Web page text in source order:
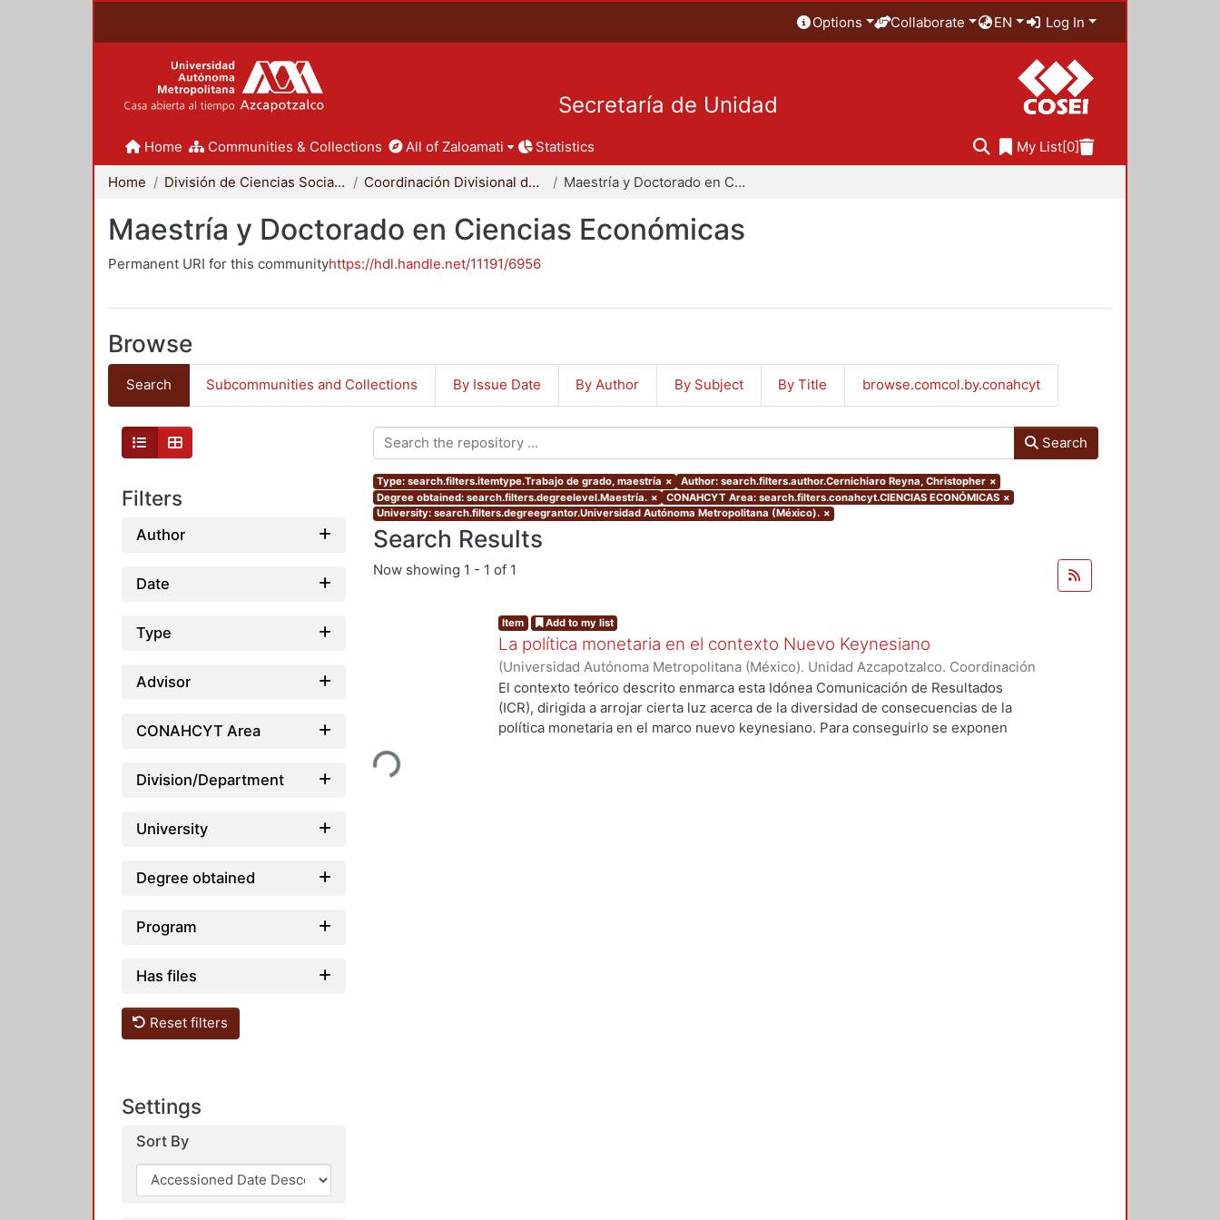
Options Collaborate EN Log In
Secretaría de Unidad
Home Communities & Collections All of Zaloamati Statistics My List[0]
Home División de Ciencias Sociales y Humanidades Coordinación Divisional de Posgrado Maestría y Doctorado en Ciencias Económicas
Maestría y Doctorado en Ciencias Económicas
Permanent URI for this communityhttps://hdl.handle.net/11191/6956
Browse
Search Subcommunities and Collections By Issue Date By Author By Subject By Title browse.comcol.by.conahcyt
Filters
Author
Date
Type
Advisor
CONAHCYT Area
Division/Department
University
Degree obtained
Program
Has files
Reset filters
Settings
Sort By
Search
Type: search.filters.itemtype.Trabajo de grado, maestría × Author: search.filters.author.Cernichiaro Reyna, Christopher ×
Degree obtained: search.filters.degreelevel.Maestría. × CONAHCYT Area: search.filters.conahcyt.CIENCIAS ECONÓMICAS ×
University: search.filters.degreegrantor.Universidad Autónoma Metropolitana (México). ×
Search Results
Now showing 1 - 1 of 1
Loading...
Item Add to my list
La política monetaria en el contexto Nuevo Keynesiano
(Universidad Autónoma Metropolitana (México). Unidad Azcapotzalco. Coordinación
de Servicios de Información.,2015-12-09)Cernichiaro Reyna, Christopher
El contexto teórico descrito enmarca esta Idónea Comunicación de Resultados
(ICR), dirigida a arrojar cierta luz acerca de la diversidad de consecuencias de la
política monetaria en el marco nuevo keynesiano. Para conseguirlo se exponen